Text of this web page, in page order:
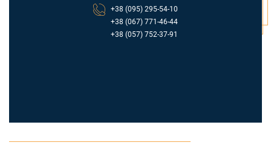
+38 (095) 295-54-10
+38 (067) 771-46-44
+38 (057) 752-37-91